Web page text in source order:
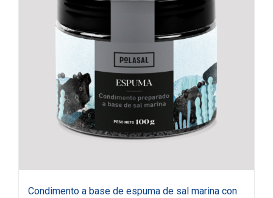
Condimento a base de espuma de sal marina con